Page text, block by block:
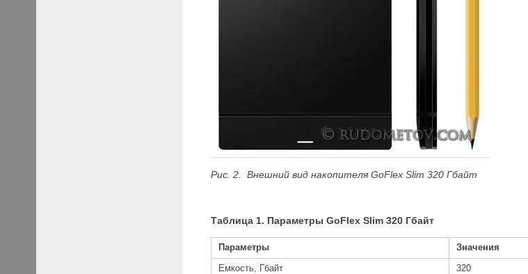
Рис. 2. Внешний вид накопителя GoFlex Slim 320 Гбайт
Таблица 1. Параметры GoFlex Slim 320 Гбайт
Параметры Значения
Емкость, Гбайт 320